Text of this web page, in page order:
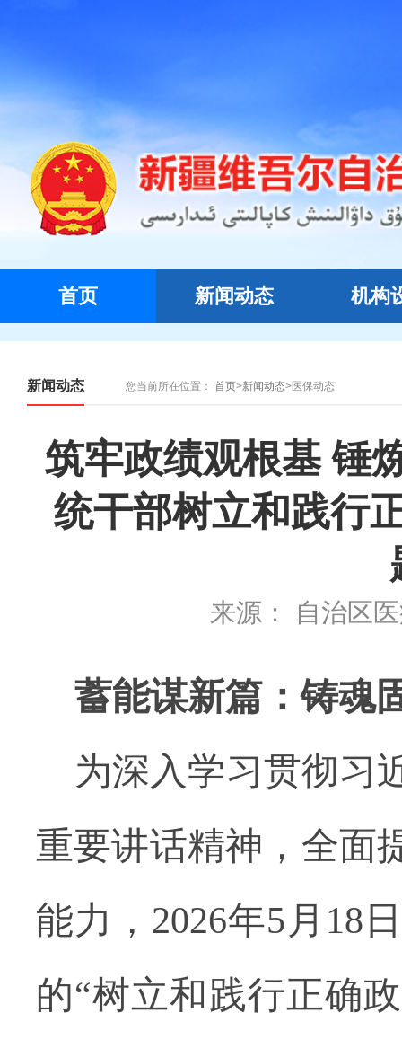
首页 新闻动态 机构
新闻动态 您当前所在位置： 首页>新闻动态>医保动态
筑牢政绩观根基 锤
统干部树立和践行
来源： 自治区
蓄能谋新篇：铸魂
为深入学习贯彻习
重要讲话精神，全面
能力， 2026年5 月 18
的“树立和践行正确